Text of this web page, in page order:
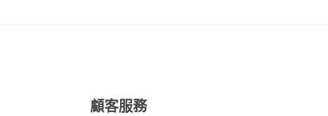
顧客服務